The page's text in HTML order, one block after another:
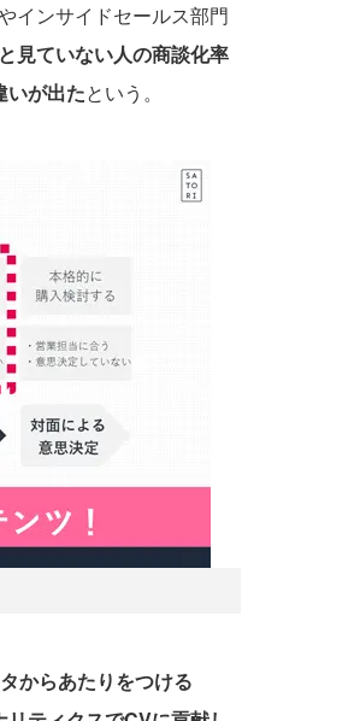
インサイドセールス部門
見ていない人の商談化率
いが出たという。
からあたりをつける